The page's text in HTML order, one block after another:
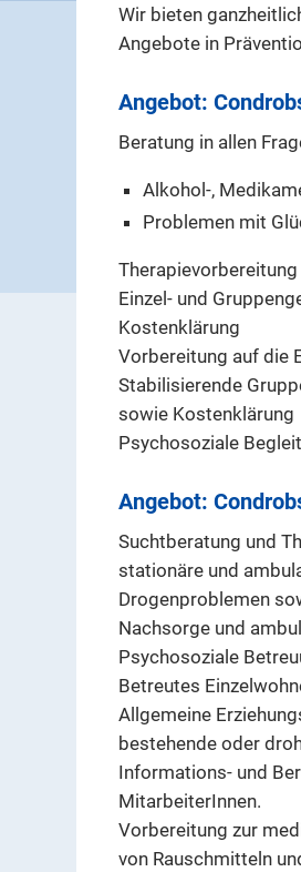
Wir bieten
Angebote in
Angebot:
Beratung in allen
Alkohol-,
Problemen mit
Einzel- und
Kostenklärung
Vorbereitung auf die
Stabilisierende
sowie Kostenklärung
Psychosoziale
Angebot:
Suchtberatung und
stationäre und
Drogenproblemen
Nachsorge und
Psychosoziale
Betreutes
Allgemeine
bestehende oder
Informations- und
MitarbeiterInnen.
Vorbereitung zur
von Rauschmitteln